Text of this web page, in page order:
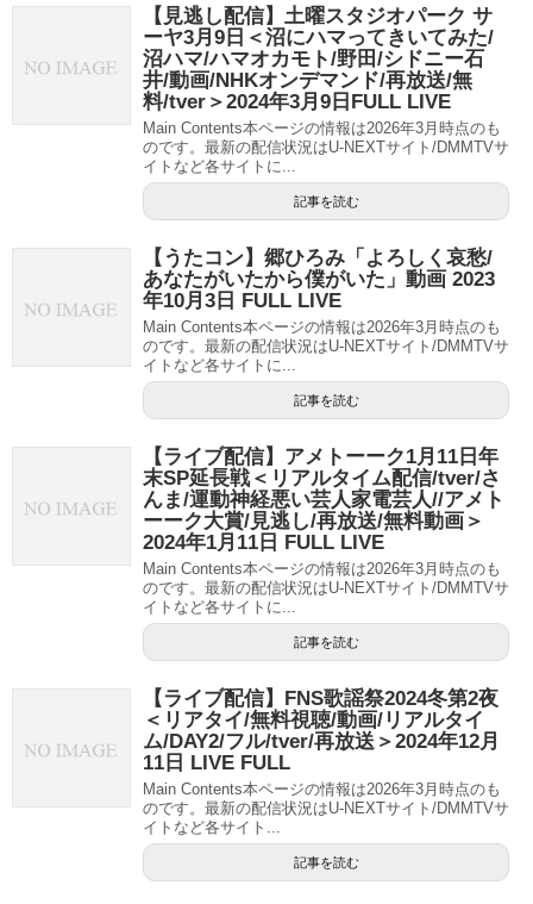
【見逃し配信】土曜スタジオパーク サ
ーヤ3月9日＜沼にハマってきいてみた/
沼ハマ/ハマオカモト/野田/シドニー石
井/動画/NHKオンデマンド/再放送/無
料/tver＞2024年3月9日FULL LIVE
Main Contents本ページの情報は2026年3月時点のも
のです。最新の配信状況はU-NEXTサイト/DMMTVサ
イトなど各サイトに...
記事を読む
【うたコン】郷ひろみ「よろしく哀愁/
あなたがいたから僕がいた」動画 2023
年10月3日 FULL LIVE
Main Contents本ページの情報は2026年3月時点のも
のです。最新の配信状況はU-NEXTサイト/DMMTVサ
イトなど各サイトに...
記事を読む
【ライブ配信】アメトーーク1月11日年
末SP延長戦＜リアルタイム配信/tver/さ
んま/運動神経悪い芸人家電芸人//アメト
ーーク大賞/見逃し/再放送/無料動画＞
2024年1月11日 FULL LIVE
Main Contents本ページの情報は2026年3月時点のも
のです。最新の配信状況はU-NEXTサイト/DMMTVサ
イトなど各サイトに...
記事を読む
【ライブ配信】FNS歌謡祭2024冬第2夜
＜リアタイ/無料視聴/動画/リアルタイ
ム/DAY2/フル/tver/再放送＞2024年12月
11日 LIVE FULL
Main Contents本ページの情報は2026年3月時点のも
のです。最新の配信状況はU-NEXTサイト/DMMTVサ
イトなど各サイト...
記事を読む